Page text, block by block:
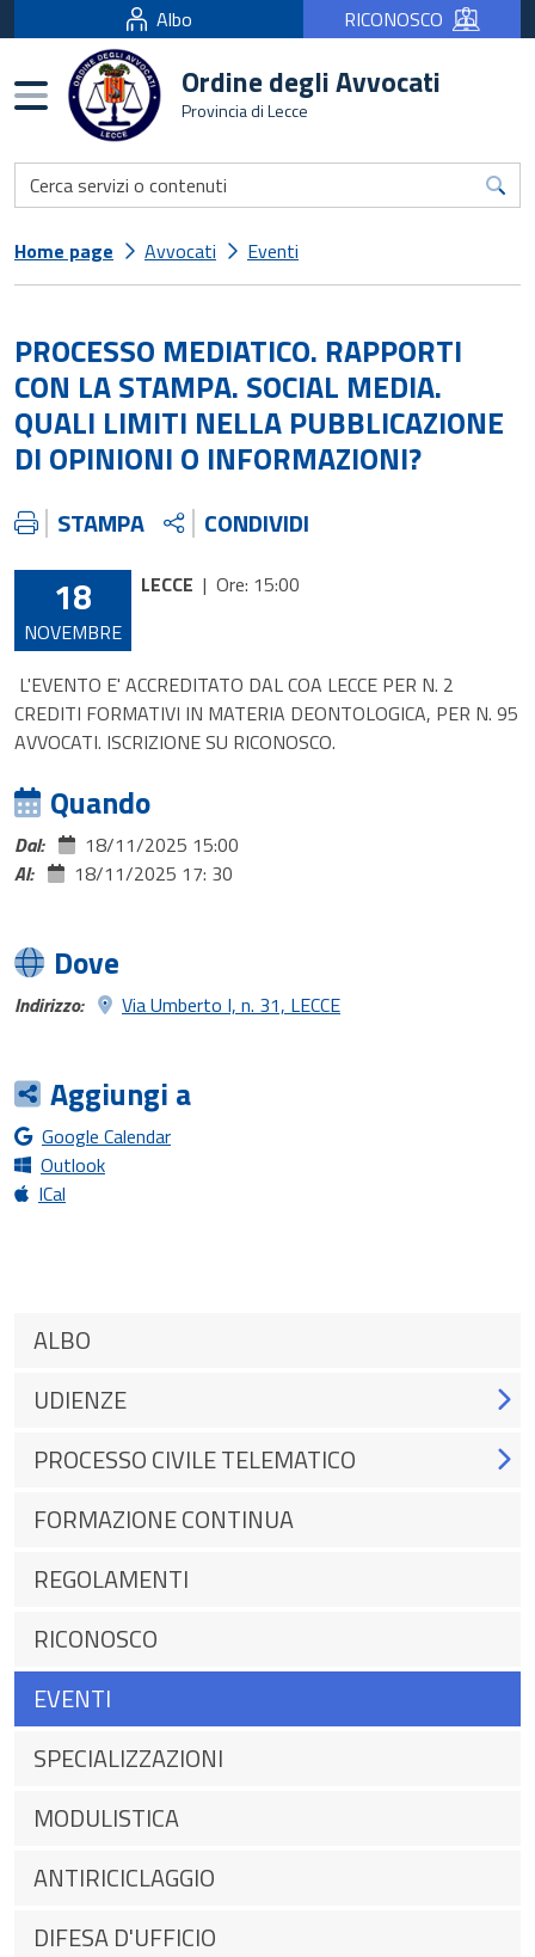
Albo RICONOSCO
Burger menu Ordine degli Avvocati
Provincia di Lecce
Home page Avvocati Eventi
PROCESSO MEDIATICO. RAPPORTI
CON LA STAMPA. SOCIAL MEDIA.
QUALI LIMITI NELLA PUBBLICAZIONE
DI OPINIONI O INFORMAZIONI?
STAMPA CONDIVIDI
18
NOVEMBRE
LECCE | Ore: 15:00
L'EVENTO E' ACCREDITATO DAL COA LECCE PER N. 2
CREDITI FORMATIVI IN MATERIA DEONTOLOGICA, PER N. 95
AVVOCATI. ISCRIZIONE SU RICONOSCO.
Quando
Dal:
18/11/2025 15:00
Al:
18/11/2025 17: 30
Dove
Indirizzo: Via Umberto I, n. 31, LECCE
Aggiungi a
Google Calendar
Outlook
ICal
ALBO
UDIENZE
PROCESSO CIVILE TELEMATICO
FORMAZIONE CONTINUA
REGOLAMENTI
RICONOSCO
EVENTI
SPECIALIZZAZIONI
MODULISTICA
ANTIRICICLAGGIO
DIFESA D'UFFICIO